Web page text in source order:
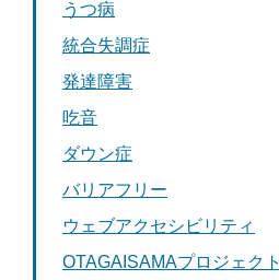
うつ病
統合失調症
発達障害
吃音
ダウン症
バリアフリー
ウェブアクセシビリティ
OTAGAISAMAプロジェクト